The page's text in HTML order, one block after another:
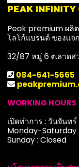
PEAK
Peak premium ผลิ
โลโก้แบรนด์ ของแ
32/87 หมู่ 6 ต.ลาดส
084-641-5665
WORKING HOURS
เปิดทำการ : วันจันทร์
Monday-
Sunday : Closed